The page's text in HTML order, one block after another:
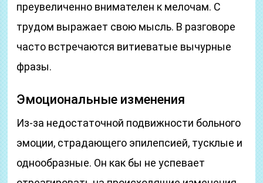
преувеличенно внимателен к мелочам. С
трудом выражает свою мысль. В разговоре
часто встречаются витиеватые вычурные
фразы.
Эмоциональные изменения
Из-за недостаточной подвижности больного
эмоции, страдающего эпилепсией, тусклые и
однообразные. Он как бы не успевает